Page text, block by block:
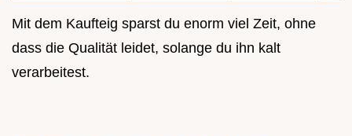
Mit dem Kaufteig sparst du enorm viel Zeit, ohne
dass die Qualität leidet, solange du ihn kalt
verarbeitest.